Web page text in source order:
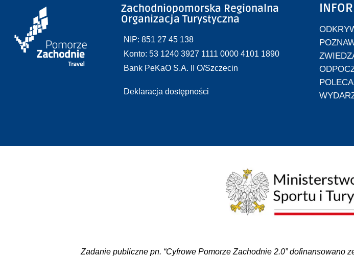
Zachodniopomorska Regionalna
Organizacja Turystyczna
NIP: 851 27 45 138
Konto: 53 1240 3927 1111 0000 4101 1890
Bank PeKaO S.A. II O/Szczecin
Deklaracja dostępności
Zadanie publiczne pn. “Cyfrowe Pomorze Zachodnie 2.0” dofinansowano